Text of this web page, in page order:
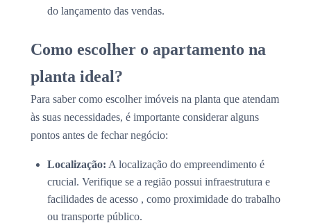
do lançamento das vendas.
Como escolher o apartamento na
planta ideal?
Para saber como escolher imóveis na planta que atendam
às suas necessidades, é importante considerar alguns
pontos antes de fechar negócio:
Localização: A localização do empreendimento é
crucial. Verifique se a região possui infraestrutura e
facilidades de acesso , como proximidade do trabalho
ou transporte público.